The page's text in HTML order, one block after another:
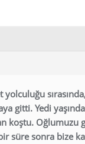
yolculuğu
gitti. Yedi
koştu. Oğlumuzu
süre sonra bize